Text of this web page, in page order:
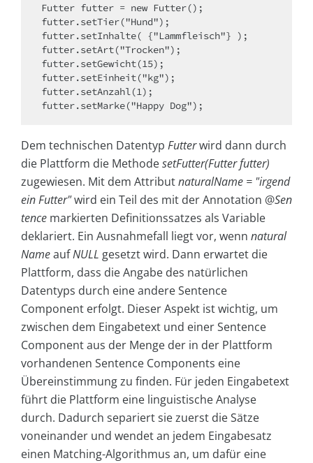
Futter futter = new Futter();
futter.setTier("Hund");
futter.setInhalte( {"Lammfleisch"} );
futter.setArt("Trocken");
futter.setGewicht(15);
futter.setEinheit("kg");
futter.setAnzahl(1);
futter.setMarke("Happy Dog");
Dem technischen Datentyp Futterwird dann durch
die Plattform die MethodesetFutter(Futter futter)
zugewiesen. Mit dem AttributnaturalName = "irgend
ein Futter"wird ein Teil des mit der Annotation @Sen
tence markierten Definitionssatzes als Variable
deklariert. Ein Ausnahmefall liegt vor, wenn natural
NameaufNULL gesetzt wird. Dann erwartet die
Plattform, dass die Angabe des natürlichen
Datentyps durch eine andere Sentence
Component erfolgt. Dieser Aspekt ist wichtig, um
zwischen dem Eingabetext und einer Sentence
Component aus der Menge der in der Plattform
vorhandenen Sentence Components eine
Übereinstimmung zu finden. Für jeden Eingabetext
führt die Plattform eine linguistische Analyse
durch. Dadurch separiert sie zuerst die Sätze
voneinander und wendet an jedem Eingabesatz
einen Matching-Algorithmus an, um dafür eine